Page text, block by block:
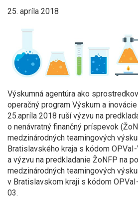
25. apríla 2018
Výskumná agentúra ako
operačný program Výskum a
25.apríla 2018 ruší výzvu na
o nenávratný finančný príspevok
medzinárodných teamingových
Bratislavského kraja s kódom
a výzvu na predkladanie ŽoNFP na
medzinárodných teamingových
v Bratislavskom kraji s kódom
03.